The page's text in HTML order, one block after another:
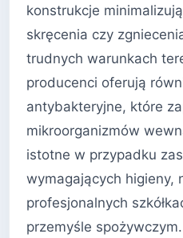
konstrukcje
skręcenia czy
trudnych warunkach
producenci oferują
antybakteryjne, które
mikroorganizmów
istotne w przypadku
wymagających higieny,
profesjonalnych
przemyśle spożywczym.